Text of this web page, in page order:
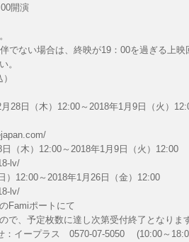
開演
でない場合は、終映が19：00を過ぎる上映
い。
28日（木）12:00～2018年1月9日（火）
（木）12:00～2018年1月9日（火）12:00
lv/
）12:00～2018年1月26日（金）12:00
lv/
Famiポートにて
で、予定枚数に達し次第受付終了となりま
：イープラス 0570-07-5050 (10:00～